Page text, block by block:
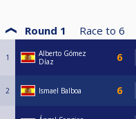
Round 1 Race to 6
1
Alberto Gómez
Díaz
2 Ismael Balboa